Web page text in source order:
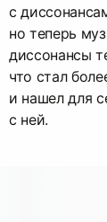
с
но теперь
диссонансы
что стал
и нашел для
с ней.